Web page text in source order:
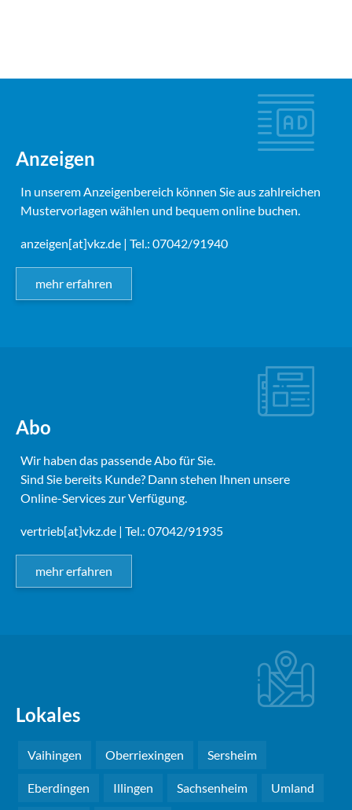
Anzeigen
In unserem Anzeigenbereich können Sie aus zahlreichen
Mustervorlagen wählen und bequem online buchen.
anzeigen[at]vkz.de | Tel.: 07042/91940
mehr erfahren
Abo
Wir haben das passende Abo für Sie.
Sind Sie bereits Kunde? Dann stehen Ihnen unsere
Online-Services zur Verfügung.
vertrieb[at]vkz.de | Tel.: 07042/91935
mehr erfahren
Lokales
Vaihingen Oberriexingen Sersheim
Eberdingen Illingen Sachsenheim Umland